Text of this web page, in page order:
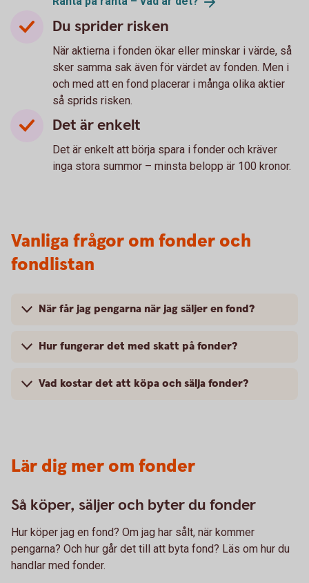
Du sprider risken
När aktierna i fonden ökar eller minskar i värde, så
sker samma sak även för värdet av fonden. Men i
och med att en fond placerar i många olika aktier
så sprids risken.
Det är enkelt
Det är enkelt att börja spara i fonder och kräver
inga stora summor – minsta belopp är 100 kronor.
Vanliga frågor om fonder och
fondlistan
När får jag pengarna när jag säljer en fond?
Hur fungerar det med skatt på fonder?
Vad kostar det att köpa och sälja fonder?
Lär dig mer om fonder
Så köper, säljer och byter du fonder
Hur köper jag en fond? Om jag har sålt, när kommer
pengarna? Och hur går det till att byta fond? Läs om hur du
handlar med fonder.